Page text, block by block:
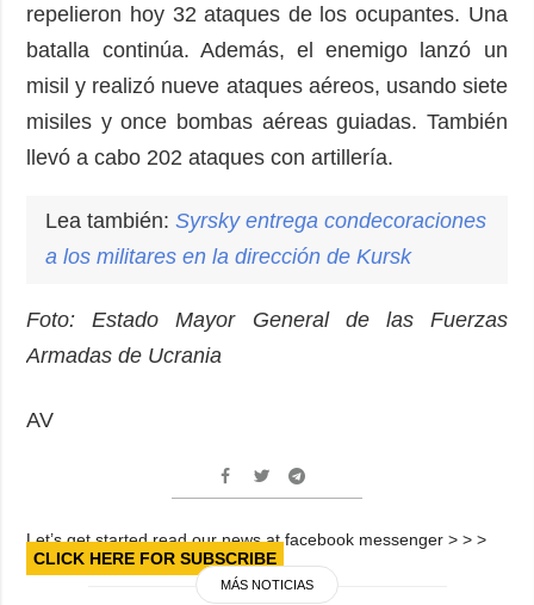
repelieron hoy 32 ataques de los ocupantes. Una
batalla continúa. Además, el enemigo lanzó un
misil y realizó nueve ataques aéreos, usando siete
misiles y once bombas aéreas guiadas. También
llevó a cabo 202 ataques con artillería.
Lea también:Syrsky entrega condecoraciones
a los militares en la dirección de Kursk
Foto: Estado Mayor General de las Fuerzas
Armadas de Ucrania
AV
Let’s get started read our news at facebook messenger > > >
CLICK HERE FOR SUBSCRIBE
MÁS NOTICIAS